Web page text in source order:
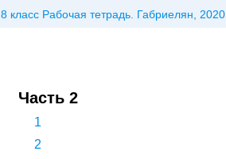
8 класс Рабочая тетрадь. Габриелян, 2020.
Часть 2
1
2